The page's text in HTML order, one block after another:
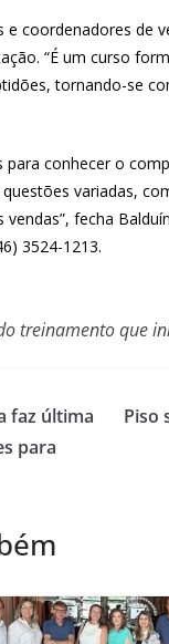
coordenadores de
“É um curso
tornando-se
para conhecer o
variadas,
fecha
3524-1213.
treinamento que
faz última
para
Piso